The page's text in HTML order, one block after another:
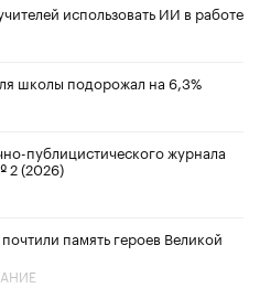
использовать ИИ в работе
школы подорожал на 6,3%
публицистического журнала
2 (2026)
память героев Великой